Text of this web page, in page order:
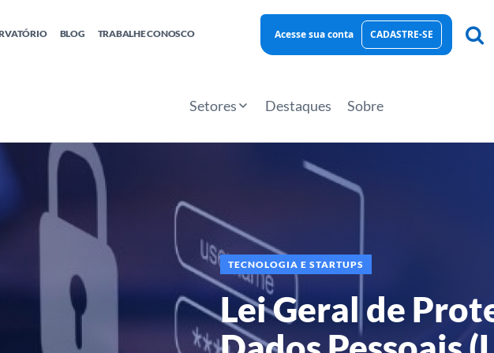
BLOG TRABALHE CONOSCO Acesse sua conta CADASTRE-SE
Setores Destaques Sobre
TECNOLOGIA E STARTUPS
Lei Geral de